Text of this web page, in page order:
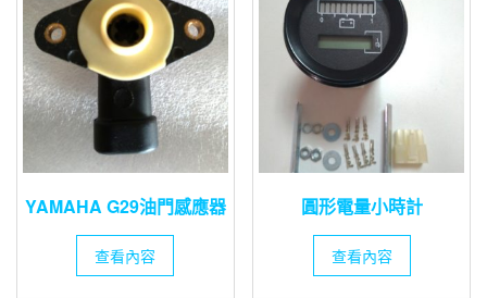
YAMAHA G29油門感應器
查看內容
圓形電量小時計
查看內容